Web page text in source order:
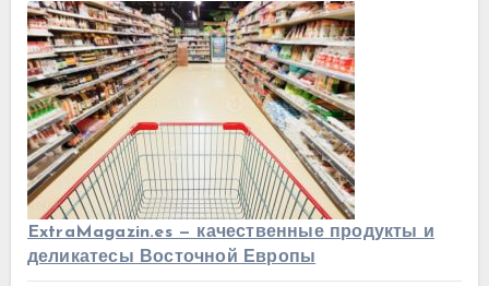
ExtraMagazin.es — качественные продукты и
деликатесы Восточной Европы